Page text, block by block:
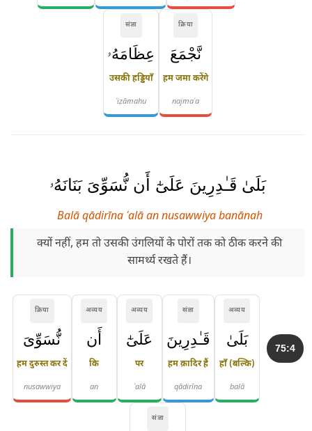
क्रिया
نَّجْمَعَ
हम जमा करेंगे
najmaʿa
संज्ञा
عِظَامَهُۥ
उसकी हड्डियाँ
ʿiẓāmahu
بَلَىٰ قَـٰدِرِينَ عَلَىٰٓ أَن نُّسَوِّىَ بَنَانَهُۥ
Balā qādirīna ʿalā an nusawwiya banānah
क्यों नहीं, हम तो उसकी उंगलियों के पोरों तक को ठीक करने की
सामर्थ्य रखते हैं।
75:4
अव्यय
بَلَىٰ
हाँ (बल्कि)
balā
संज्ञा
قَـٰدِرِينَ
हम क़ादिर हैं
qādirīna
अव्यय
عَلَىٰٓ
पर
ʿalā
अव्यय
أَن
कि
an
क्रिया
نُّسَوِّىَ
हम दुरुस्त कर दें
nusawwiya
संज्ञा